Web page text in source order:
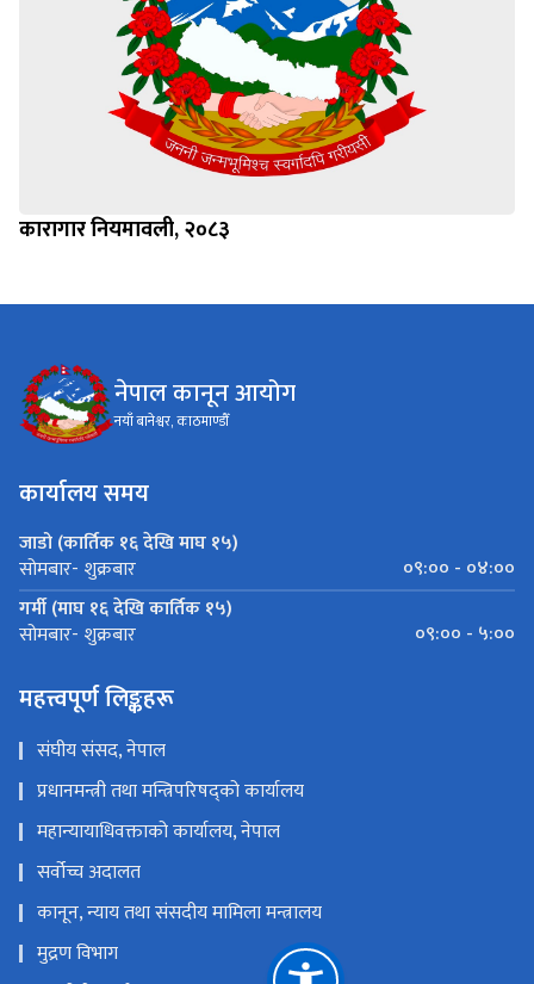
कारागार नियमावली, २०८३
नेपाल कानून आयोग
नयाँ बानेश्वर, काठमाण्डौँ
कार्यालय समय
जाडो (कार्तिक १६ देखि माघ १५)
सोमबार- शुक्रबार
०९:०० - ०४:००
गर्मी (माघ १६ देखि कार्तिक १५)
सोमबार- शुक्रबार ०९:०० - ५:००
महत्त्वपूर्ण लिङ्कहरू
संघीय संसद, नेपाल
प्रधानमन्त्री तथा मन्त्रिपरिषद्को कार्यालय
महान्यायाधिवक्ताको कार्यालय, नेपाल
सर्वोच्च अदालत
कानून, न्याय तथा संसदीय मामिला मन्त्रालय
मुद्रण विभाग